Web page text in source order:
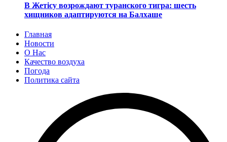
В Жетісу возрождают туранского тигра: шесть
хищников адаптируются на Балхаше
Главная
Новости
О Нас
Качество воздуха
Погода
Политика сайта